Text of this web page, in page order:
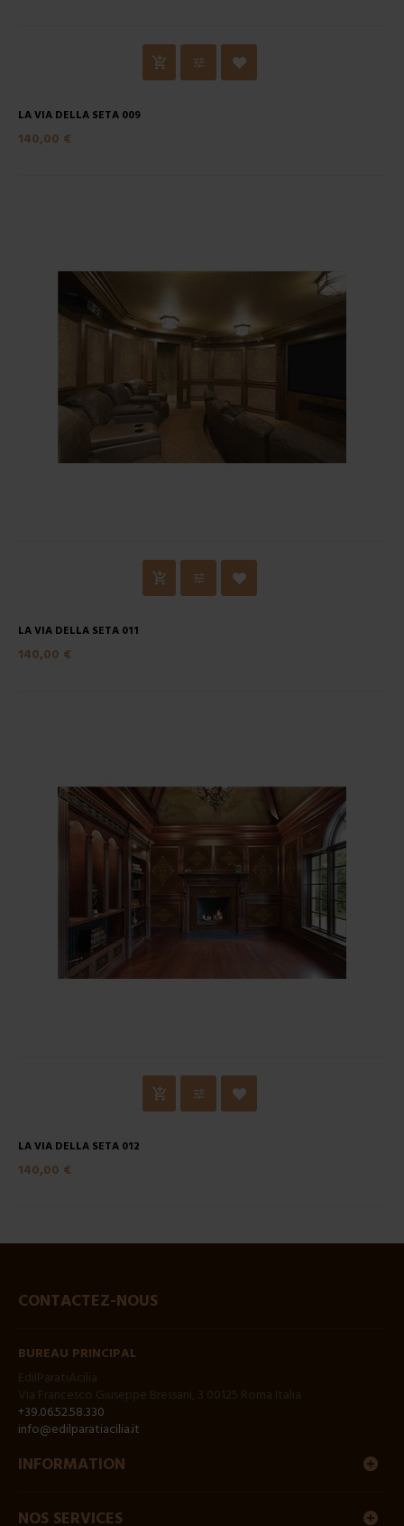
LA VIA DELLA SETA 009
140,00 €
LA VIA DELLA SETA 011
140,00 €
LA VIA DELLA SETA 012
140,00 €
CONTACTEZ-NOUS
BUREAU PRINCIPAL
+39.06.52.58.330
info@edilparatiacilia.it
INFORMATION
NOS SERVICES